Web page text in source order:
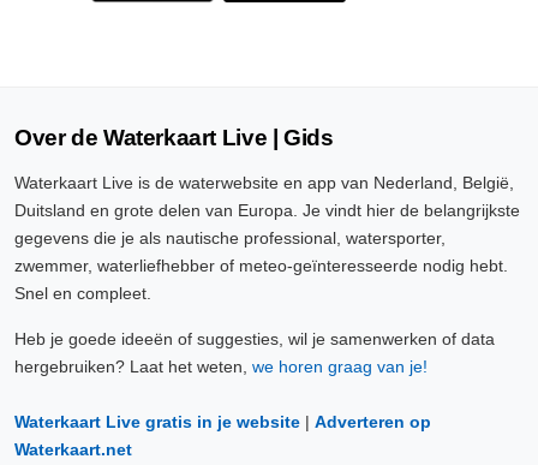
Over de Waterkaart Live | Gids
Waterkaart Live is de waterwebsite en app van Nederland, België,
Duitsland en grote delen van Europa. Je vindt hier de belangrijkste
gegevens die je als nautische professional, watersporter,
zwemmer, waterliefhebber of meteo-geïnteresseerde nodig hebt.
Snel en compleet.
Heb je goede ideeën of suggesties, wil je samenwerken of data
hergebruiken? Laat het weten, we horen graag van je!
Waterkaart Live gratis in je website | Adverteren op
Waterkaart.net